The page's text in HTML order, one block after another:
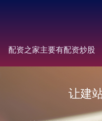
配资之家主要有配资炒股
让建